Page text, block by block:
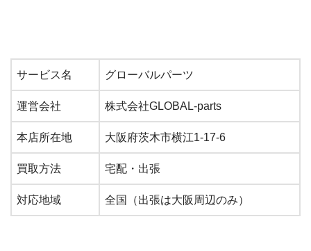
サービス名 グローバルパーツ
運営会社 株式会社GLOBAL-parts
本店所在地 大阪府茨木市横江1-17-6
買取方法 宅配・出張
対応地域 全国（出張は大阪周辺のみ）